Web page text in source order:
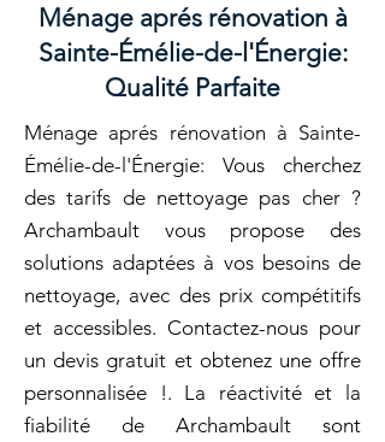
Ménage aprés rénovation à
Sainte-Émélie-de-l'Énergie:
Qualité Parfaite
Ménage aprés rénovation à Sainte-
Émélie-de-l'Énergie: Vous cherchez
des tarifs de nettoyage pas cher ?
Archambault vous propose des
solutions adaptées à vos besoins de
nettoyage, avec des prix compétitifs
et accessibles. Contactez-nous pour
un devis gratuit et obtenez une offre
personnalisée !. La réactivité et la
fiabilité de Archambault sont